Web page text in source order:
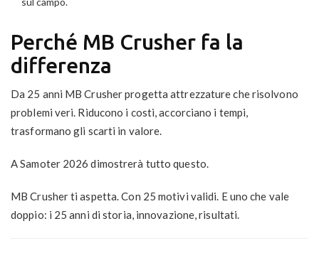
Perché MB Crusher fa la
differenza
Da 25 anni MB Crusher progetta attrezzature che risolvono
problemi veri. Riducono i costi, accorciano i tempi,
trasformano gli scarti in valore.
A Samoter 2026 dimostrerà tutto questo.
MB Crusher ti aspetta. Con 25 motivi validi. E uno che vale
doppio: i 25 anni di storia, innovazione, risultati.